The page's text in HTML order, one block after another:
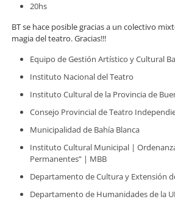
20hs
BT se hace posible gracias a un colectivo
magia del teatro. Gracias!!!
Equipo de Gestión Artístico y Cultural
Instituto Nacional del Teatro
Instituto Cultural de la Provincia de
Consejo Provincial de Teatro
Municipalidad de Bahía Blanca
Instituto Cultural Municipal |
Permanentes” | MBB
Departamento de Cultura y Extensión
Departamento de Humanidades de la